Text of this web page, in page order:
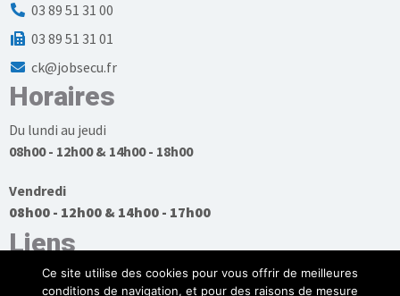
03 89 51 31 00
03 89 51 31 01
ck@jobsecu.fr
Horaires
Du lundi au jeudi
08h00 - 12h00 & 14h00 - 18h00
Vendredi
08h00 - 12h00 & 14h00 - 17h00
Liens
Ce site utilise des cookies pour vous offrir de meilleures
conditions de navigation, et pour des raisons de mesure